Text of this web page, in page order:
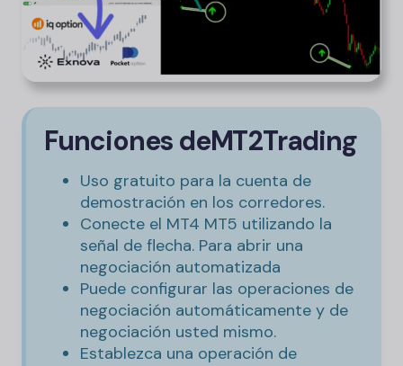
Funciones deMT2Trading
Uso gratuito para la cuenta de
demostración en los corredores.
Conecte el MT4 MT5 utilizando la
señal de flecha. Para abrir una
negociación automatizada
Puede configurar las operaciones de
negociación automáticamente y de
negociación usted mismo.
Establezca una operación de